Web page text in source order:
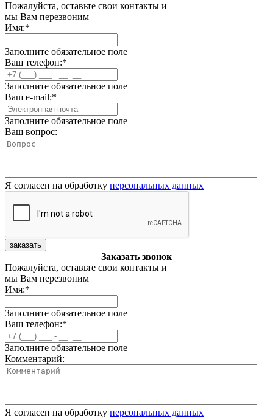
Пожалуйста, оставьте свои контакты и
мы Вам перезвоним
Имя:*
Заполните обязательное поле
Ваш телефон:*
Заполните обязательное поле
Ваш e-mail:*
Заполните обязательное поле
Ваш вопрос:
Я согласен на обработку персональных данных
заказать
Заказать звонок
Пожалуйста, оставьте свои контакты и
мы Вам перезвоним
Имя:*
Заполните обязательное поле
Ваш телефон:*
Заполните обязательное поле
Комментарий:
Я согласен на обработку персональных данных